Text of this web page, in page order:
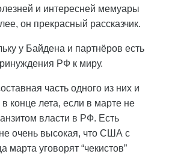
и интересней мемуары
он прекрасный рассказчик.
у Байдена и партнёров есть
РФ к миру.
часть одного из них и
в конце лета, если в марте не
власти в РФ. Есть
не очень высокая, что США с
марта уговорят “чекистов”